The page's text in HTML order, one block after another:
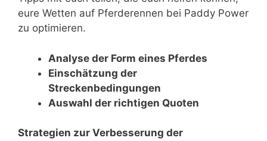
eure Wetten auf Pferderennen bei Paddy Power
zu optimieren.
Analyse der Form eines Pferdes
Einschätzung der
Streckenbedingungen
Auswahl der richtigen Quoten
Strategien zur Verbesserung der